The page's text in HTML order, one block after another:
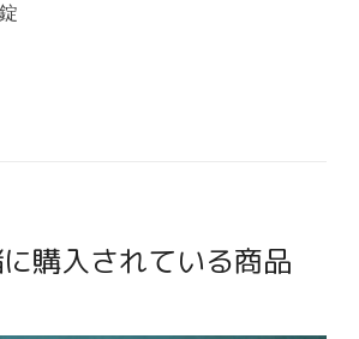
購入されている商品